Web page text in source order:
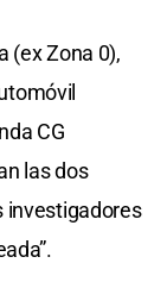
(ex Zona 0),
CG
las dos
investigadores